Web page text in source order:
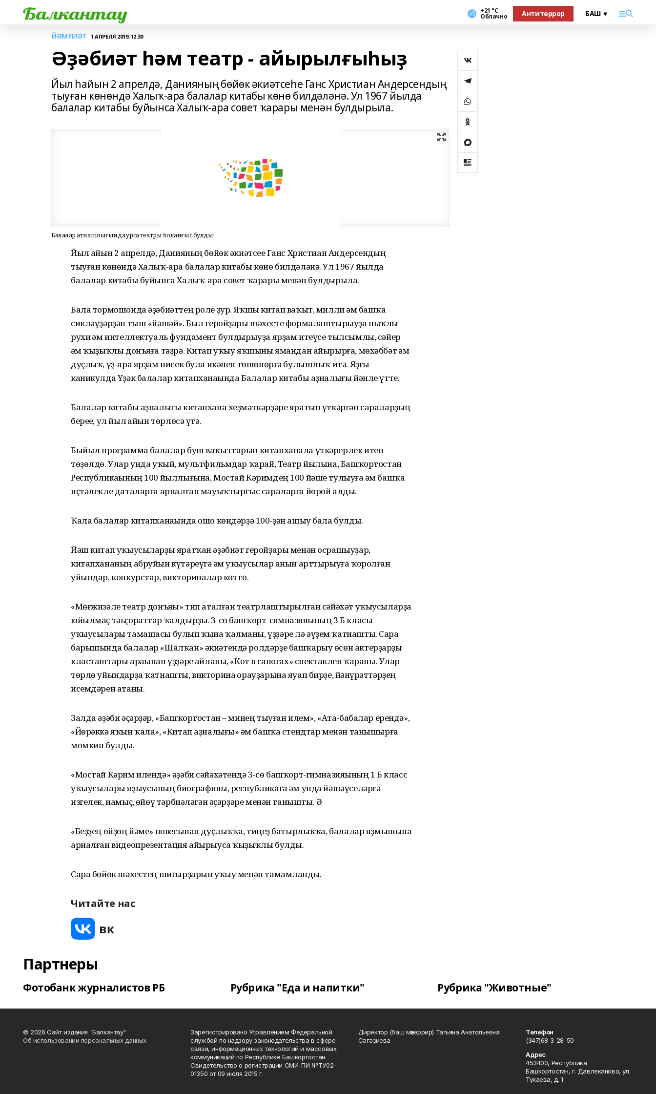
+21 °С
Облачно Антитеррор
ЙӘМҒИӘТ 1 АПРЕЛЯ 2019, 12:30
Әҙәбиәт һәм театр - айырылғыһыҙ
Йыл һайын 2 апрелдә, Данияның бөйөк әкиәтсеһе Ганс Христиан Андерсендың
тыуған көнөндә Халыҡ-ара балалар китабы көнө билдәләнә. Ул 1967 йылда
балалар китабы буйынса Халыҡ-ара совет ҡарары менән булдырыла.
Балалар ҡатнашлығында ҡурсаҡ театры һоҡланғыс булды!
Йыл һайын 2 апрелдә, Данияның бөйөк әкиәтсеһе Ганс Христиан Андерсендың
тыуған көнөндә Халыҡ-ара балалар китабы көнө билдәләнә. Ул 1967 йылда
балалар китабы буйынса Халыҡ-ара совет ҡарары менән булдырыла.
Бала тормошонда әҙәбиәттең роле ҙур. Яҡшы китап ваҡыт, милли һәм башҡа
сикләүҙәрҙән тыш «йәшәй». Был геройҙары шәхесте формалаштырыуҙа ныҡлы
рухи һәм интеллектуаль фундамент булдырыуҙа ярҙам итеүсе тылсымлы, сәйер
һәм ҡыҙыҡлы донъяға тәҙрә. Китап уҡыу яҡшыны ямандан айырырға, мөхәббәт һәм
дуҫлыҡ, үҙ-ара ярҙам нисек була икәнен төшөнөргә булышлыҡ итә. Яҙғы
каникулда Үҙәк балалар китапханаһында Балалар китабы аҙналығы йәнле үтте.
Балалар китабы аҙналығы китапхана хеҙмәткәрҙәре яратып үткәргән сараларҙың
береһе, ул йыл һайын төрлөсә үтә.
Быйыл программа балалар буш ваҡыттарын китапханала үткәрерлек итеп
төҙөлдө. Улар унда уҡый, мультфильмдар ҡарай, Театр йылына, Башҡортостан
Республикаһының 100 йыллығына, Мостай Кәримдең 100 йәше тулыуға һәм башҡа
иҫтәлекле даталарға арналған мауыҡтырғыс сараларға йөрөй алды.
Ҡала балалар китапханаһында ошо көндәрҙә 100-ҙән ашыу бала булды.
Йәш китап уҡыусыларҙы яратҡан әҙәбиәт геройҙары менән осрашыуҙар,
китапхананың абруйын күтәреүгә һәм уҡыусылар һанын арттырыуға ҡоролған
уйындар, конкурстар, викториналар көттө.
«Мөғжизәле театр донъяһы» тип аталған театрлаштырылған сәйәхәт уҡыусыларҙа
юйылмаҫ тәьҫораттар ҡалдырҙы. 3-сө башҡорт-гимназияһының 3 Б класы
уҡыусылары тамашасы булып ҡына ҡалманы, үҙҙәре лә әүҙем ҡатнашты. Сара
барышында балалар «Шалҡан» әкиәтендә ролдәрҙе башҡарыу өсөн актерҙарҙы
класташтары араһынан үҙҙәре һайланы, «Кот в сапогах» спектаклен ҡараны. Улар
төрлө уйындарҙа ҡатнашты, викторина һорауҙарына яуап бирҙе, йәнһүрәттәрҙең
исемдәрен атаны.
Залда әҙәби әҫәрҙәр, «Башҡортостан – минең тыуған илем», «Ата-бабалар ерендә»,
«Йөрәккә яҡын ҡала», «Китап аҙналығы» һәм башҡа стендтар менән танышырға
мөмкин булды.
«Мостай Кәрим илендә» әҙәби сәйәхәтендә 3-сө башҡорт-гимназияһының 1 Б класс
уҡыусылары яҙыусының биографияһы, республикаға һәм унда йәшәүселәргә
изгелек, намыҫ, һөйөү тәрбиәләгән әҫәрҙәре менән танышты. Ә
«Беҙҙең өйҙөң йәме» повесынан дуҫлыҡҡа, тиңһеҙ батырлыҡҡа, балалар яҙмышына
арналған видеопрезентация айырыуса ҡыҙыҡлы булды.
Сара бөйөк шәхестең шиғырҙарын уҡыу менән тамамланды.
Читайте нас
Партнеры
Фотобанк журналистов РБ Рубрика "Еда и напитки" Рубрика "Животные"
© 2026 Сайт издания "Балкантау"
Об использовании персональных данных
Зарегистрировано Управлением Федеральной
службой по надзору законодательства в сфере
связи, информационных технологий и массовых
коммуникаций по Республике Башкортостан.
Свидетельство о регистрации СМИ: ПИ №ТУ02-
01350 от 09 июля 2015 г.
Директор (баш мөхәррир) Татьяна Анатольевна
Сәғәҙиева
Телефон
(347)68 3-28-50
Адрес
453400, Республика
Башкортостан, г. Давлеканово, ул.
Тукаева, д. 1